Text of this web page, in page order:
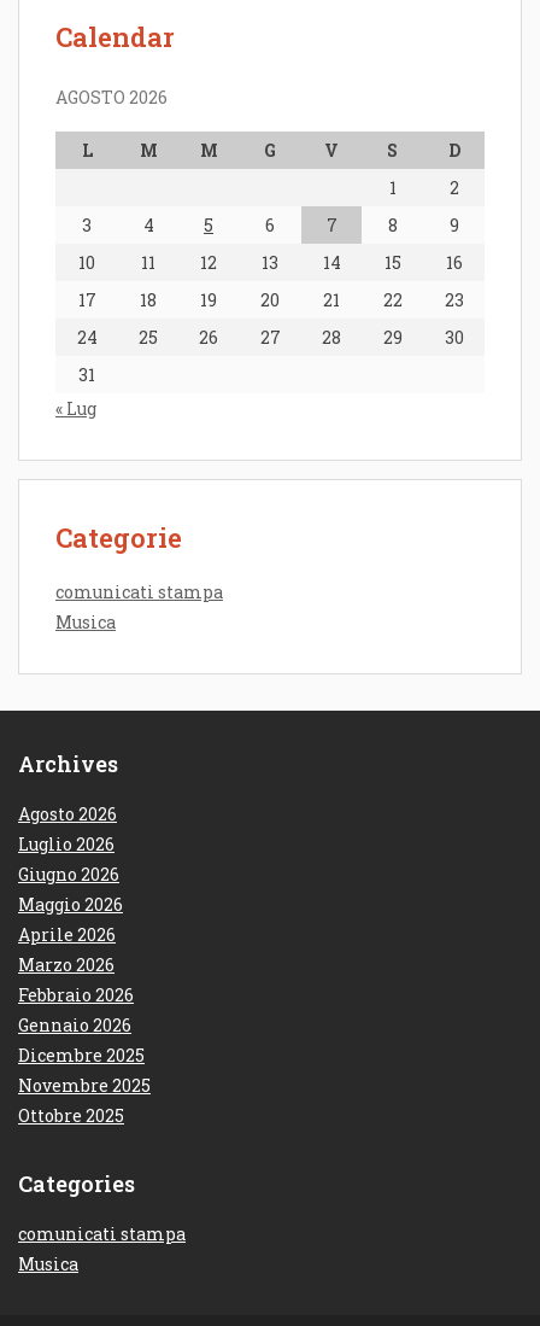
Calendar
AGOSTO 2026
L M M G V S
D
1
2
3
4 5 6 7 8
9
10
11 12 13 14 15
16
17
18 19 20 21 22
23
24
25 26 27 28 29
30
31
« Lug
Categorie
comunicati stampa
Musica
Archives
Agosto 2026
Luglio 2026
Giugno 2026
Maggio 2026
Aprile 2026
Marzo 2026
Febbraio 2026
Gennaio 2026
Dicembre 2025
Novembre 2025
Ottobre 2025
Categories
comunicati stampa
Musica